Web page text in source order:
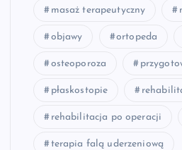
masaż terapeutyczny
objawy ortopeda
osteoporoza
płaskostopie
rehabilitacja po operacji
terapia falą uderzeniową